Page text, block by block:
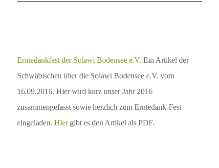
Erntedankfest der Solawi Bodensee e.V. Ein Artikel der
Schwäbischen über die Solawi Bodensee e.V. vom
16.09.2016. Hier wird kurz unser Jahr 2016
zusammengefasst sowie herzlich zum Erntedank-Fest
eingeladen. Hiergibt es den Artikel als PDF.